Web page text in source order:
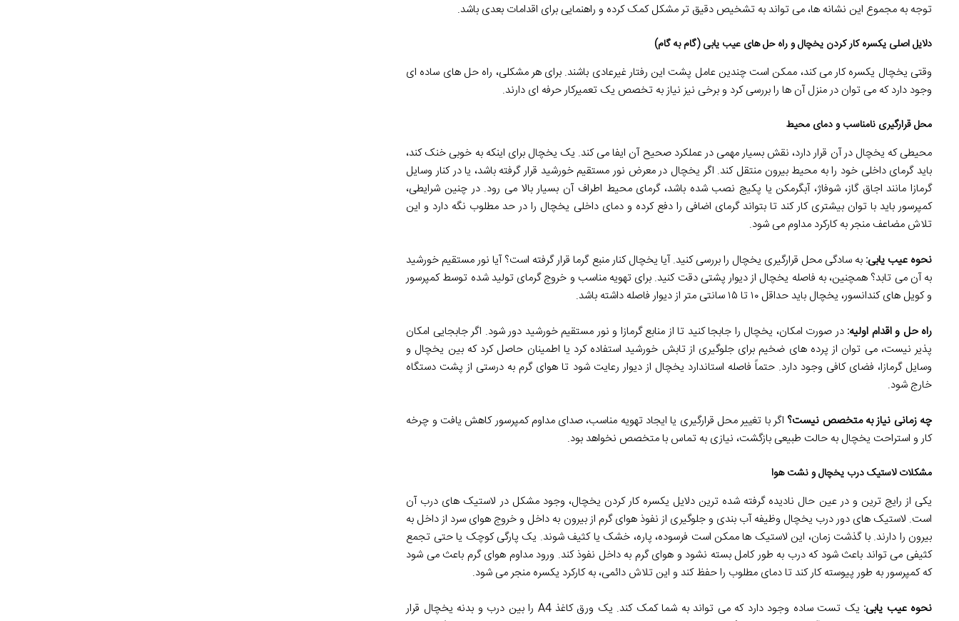
توجه به مجموع این نشانه ها، می تواند به تشخیص دقیق تر مشکل کمک کرده و راهنمایی برای اقدامات بعدی باشد.
دلایل اصلی یکسره کار کردن یخچال و راه حل های عیب یابی (گام به گام)
وقتی یخچال یکسره کار می کند، ممکن است چندین عامل پشت این رفتار غیرعادی باشند. برای هر مشکلی، راه حل های ساده ای
وجود دارد که می توان در منزل آن ها را بررسی کرد و برخی نیز نیاز به تخصص یک تعمیرکار حرفه ای دارند.
محل قرارگیری نامناسب و دمای محیط
محیطی که یخچال در آن قرار دارد، نقش بسیار مهمی در عملکرد صحیح آن ایفا می کند. یک یخچال برای اینکه به خوبی خنک کند،
باید گرمای داخلی خود را به محیط بیرون منتقل کند. اگر یخچال در معرض نور مستقیم خورشید قرار گرفته باشد، یا در کنار وسایل
گرمازا مانند اجاق گاز، شوفاژ، آبگرمکن یا پکیج نصب شده باشد، گرمای محیط اطراف آن بسیار بالا می رود. در چنین شرایطی،
کمپرسور باید با توان بیشتری کار کند تا بتواند گرمای اضافی را دفع کرده و دمای داخلی یخچال را در حد مطلوب نگه دارد و این
تلاش مضاعف منجر به کارکرد مداوم می شود.
نحوه عیب یابی: به سادگی محل قرارگیری یخچال را بررسی کنید. آیا یخچال کنار منبع گرما قرار گرفته است؟ آیا نور مستقیم خورشید
به آن می تابد؟ همچنین، به فاصله یخچال از دیوار پشتی دقت کنید. برای تهویه مناسب و خروج گرمای تولید شده توسط کمپرسور
و کویل های کندانسور، یخچال باید حداقل ۱۰ تا ۱۵ سانتی متر از دیوار فاصله داشته باشد.
راه حل و اقدام اولیه: در صورت امکان، یخچال را جابجا کنید تا از منابع گرمازا و نور مستقیم خورشید دور شود. اگر جابجایی امکان
پذیر نیست، می توان از پرده های ضخیم برای جلوگیری از تابش خورشید استفاده کرد یا اطمینان حاصل کرد که بین یخچال و
وسایل گرمازا، فضای کافی وجود دارد. حتماً فاصله استاندارد یخچال از دیوار رعایت شود تا هوای گرم به درستی از پشت دستگاه
خارج شود.
چه زمانی نیاز به متخصص نیست؟ اگر با تغییر محل قرارگیری یا ایجاد تهویه مناسب، صدای مداوم کمپرسور کاهش یافت و چرخه
کار و استراحت یخچال به حالت طبیعی بازگشت، نیازی به تماس با متخصص نخواهد بود.
مشکلات لاستیک درب یخچال و نشت هوا
یکی از رایج ترین و در عین حال نادیده گرفته شده ترین دلایل یکسره کار کردن یخچال، وجود مشکل در لاستیک های درب آن
است. لاستیک های دور درب یخچال وظیفه آب بندی و جلوگیری از نفوذ هوای گرم از بیرون به داخل و خروج هوای سرد از داخل به
بیرون را دارند. با گذشت زمان، این لاستیک ها ممکن است فرسوده، پاره، خشک یا کثیف شوند. یک پارگی کوچک یا حتی تجمع
کثیفی می تواند باعث شود که درب به طور کامل بسته نشود و هوای گرم به داخل نفوذ کند. ورود مداوم هوای گرم باعث می شود
که کمپرسور به طور پیوسته کار کند تا دمای مطلوب را حفظ کند و این تلاش دائمی، به کارکرد یکسره منجر می شود.
نحوه عیب یابی:
یک تست ساده وجود دارد که می تواند به شما کمک کند. یک ورق کاغذ A4 را بین درب و بدنه یخچال قرار